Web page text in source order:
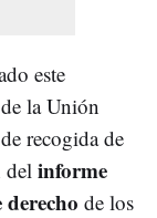
este
la Unión
recogida de
del informe
de los